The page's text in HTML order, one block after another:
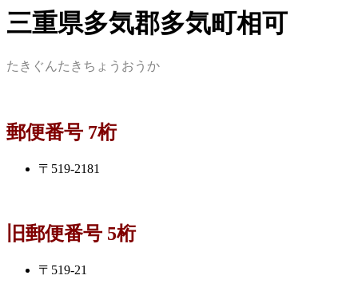
三重県多気郡多気町相可
たきぐんたきちょうおうか
郵便番号 7桁
〒519-2181
旧郵便番号 5桁
〒519-21